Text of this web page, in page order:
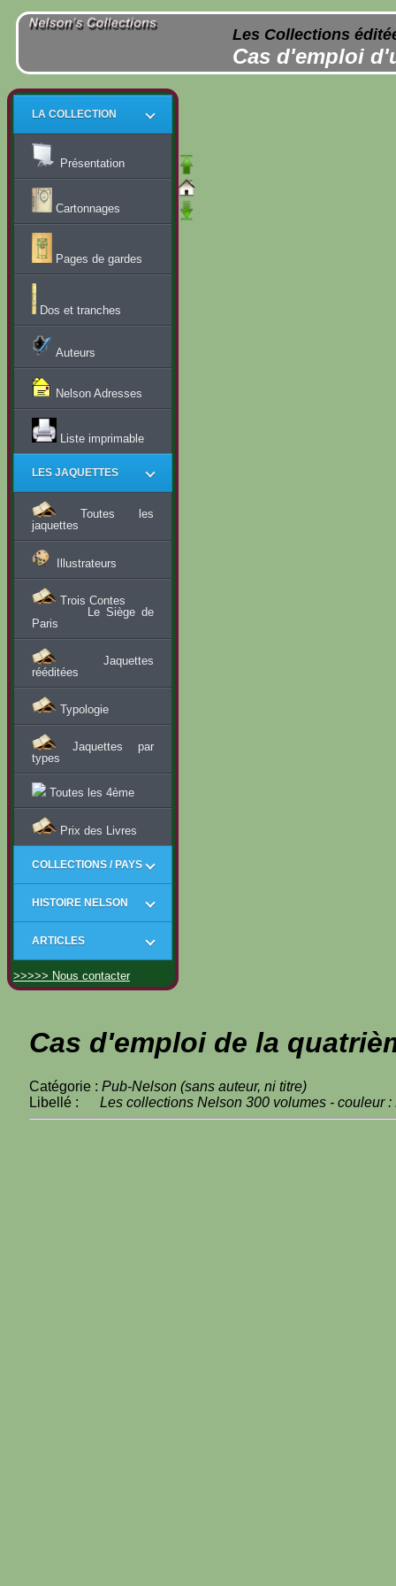
Les Collections
Cas d'emploi
LA COLLECTION
Présentation
Cartonnages
Pages de gardes
Dos et tranches
Auteurs
Nelson Adresses
Liste imprimable
LES JAQUETTES
Toutes les
jaquettes
Illustrateurs
Trois Contes
Le Siège de
Paris
Jaquettes
rééditées
Typologie
Jaquettes par
types
Toutes les 4ème
Prix des Livres
COLLECTIONS / PAYS
HISTOIRE NELSON
ARTICLES
>>>>> Nous contacter
Cas d'emploi de la
Catégorie : Pub-Nelson (sans auteur, ni titre)
Libellé : Les collections Nelson 300 volumes - couleur :